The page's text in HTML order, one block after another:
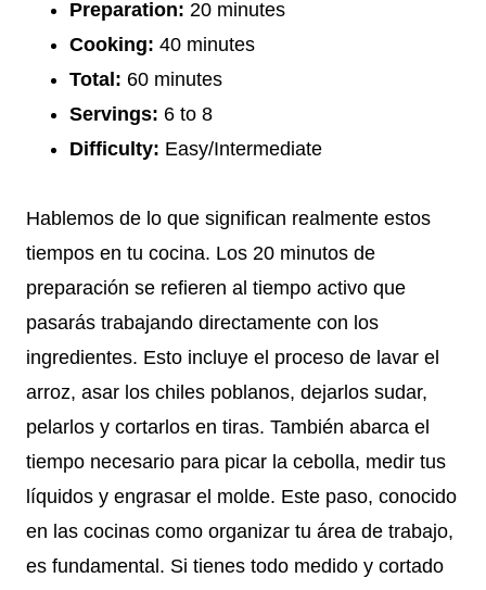
Preparation: 20 minutes
Cooking: 40 minutes
Total: 60 minutes
Servings: 6 to 8
Difficulty: Easy/Intermediate
Hablemos de lo que significan realmente estos
tiempos en tu cocina. Los 20 minutos de
preparación se refieren al tiempo activo que
pasarás trabajando directamente con los
ingredientes. Esto incluye el proceso de lavar el
arroz, asar los chiles poblanos, dejarlos sudar,
pelarlos y cortarlos en tiras. También abarca el
tiempo necesario para picar la cebolla, medir tus
líquidos y engrasar el molde. Este paso, conocido
en las cocinas como organizar tu área de trabajo,
es fundamental. Si tienes todo medido y cortado